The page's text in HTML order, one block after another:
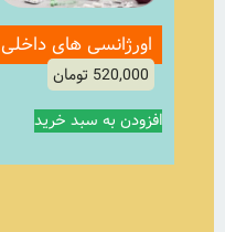
اورژانسی های داخلی
520,000 تومان
افزودن به سبد خرید